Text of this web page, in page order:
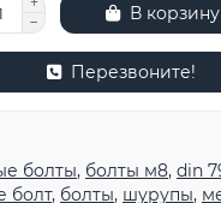
В корзину
Перезвоните!
болты, болты м8, din
болт, болты, шурупы,